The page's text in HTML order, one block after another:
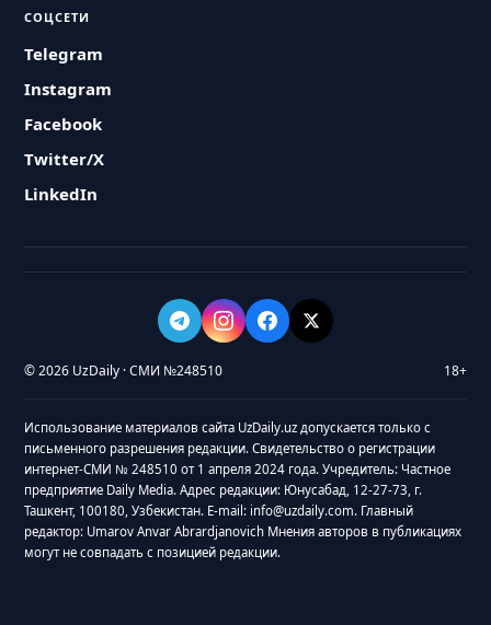
СОЦСЕТИ
Telegram
Instagram
Facebook
Twitter/X
LinkedIn
© 2026 UzDaily · СМИ №248510 18+
Использование материалов сайта UzDaily.uz допускается только с
письменного разрешения редакции. Свидетельство о регистрации
интернет-СМИ № 248510 от 1 апреля 2024 года. Учредитель: Частное
предприятие Daily Media. Адрес редакции: Юнусабад, 12-27-73, г.
Ташкент, 100180, Узбекистан. E-mail: info@uzdaily.com. Главный
редактор: Umarov Anvar Abrardjanovich Мнения авторов в публикациях
могут не совпадать с позицией редакции.